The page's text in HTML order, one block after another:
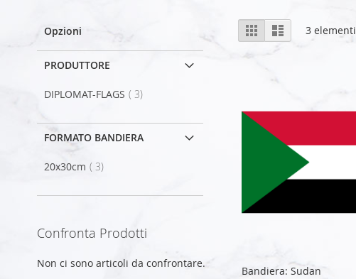
Mostra
come
GrigliaLista 3 elementi
Bandiera: Sudan
Opzioni
PRODUTTORE
DIPLOMAT-FLAGS 3elemento
FORMATO BANDIERA
20x30cm 3elemento
Confronta Prodotti
Non ci sono articoli da confrontare.